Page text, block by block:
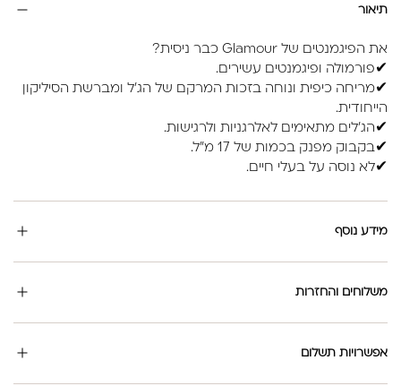
תיאור
את הפיגמנטים של Glamour כבר ניסית?
✔פורמולה ופיגמנטים עשירים.
✔מריחה כיפית ונוחה בזכות המרקם של הג'ל ומברשת הסיליקון
הייחודית.
✔הג'לים מתאימים לאלרגניות ולרגישות.
✔בקבוק מפנק בכמות של 17 מ"ל.
✔לא נוסה על בעלי חיים.
מידע נוסף
משלוחים והחזרות
אפשרויות תשלום